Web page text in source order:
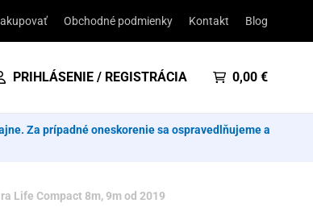
Obchodné podmienky Kontakt Blog
PRIHLÁSENIE / REGISTRÁCIA 0,00 €
Za prípadné oneskorenie sa ospravedlňujeme a
Life Compact 8m, 9m od 2019